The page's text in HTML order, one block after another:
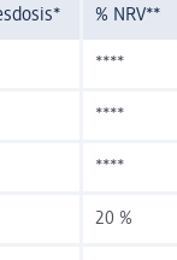
% NRV**
****
****
****
20 %